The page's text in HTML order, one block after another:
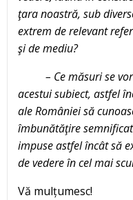
ţara noastră, sub
extrem de relevant
şi de mediu?
– Ce măsuri se vor
acestui subiect, astfel
ale României să
îmbunătăţire
impuse astfel încât să
de vedere în cel mai
Vă mulțumesc!